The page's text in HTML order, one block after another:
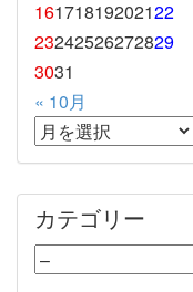
16171819202122
23242526272829
3031
« 10月
カテゴリー